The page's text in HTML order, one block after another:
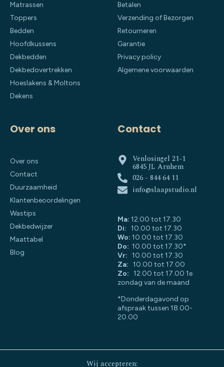
Matrassen
Toppers
Bedden
Hoofdkussens
Dekbedden
Dekbedovertrekken
Hoeslakens & Moltons
Dekens
Betalen
Verzending of Bezorgen
Retourneren
Garantie
Privacy policy
Algemene voorwaarden
Over ons
Over ons
Contact
Duurzaamheid
Klantenbeoordelingen
Wastips
Dekbedwijzer
Maattabel
Blog
Contact
Venlosingel 21-1
6845 JL Arnhem
026 - 844 64 11
info@slaapstudio.nl
Ma: 12.00 tot 17.30
Di: 10.00 tot 17.30
Wo: 10.00 tot 17.30
Do: 10.00 tot 17.30*
Vr: 10.00 tot 17.30
Za: 10.00 tot 17.00
Zo: 12.00 tot 17.00 1e
zondag van de maand
*Donderdagavond op
afspraak tussen 18.00-
20.00
Wij accepteren: